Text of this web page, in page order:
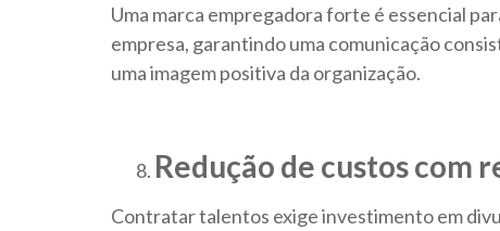
Uma marca empregadora forte é essencial
empresa, garantindo uma comunicação
uma imagem positiva da organização.
Redução de custos com
Contratar talentos exige investimento em